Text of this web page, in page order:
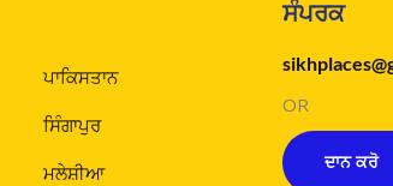
ਪਾਕਿਸਤਾਨ
ਸਿੰਗਾਪੁਰ
ਮਲੇਸ਼ੀਆ
ਸੰਪਰਕ
OR
ਦਾਨ ਕਰੋ